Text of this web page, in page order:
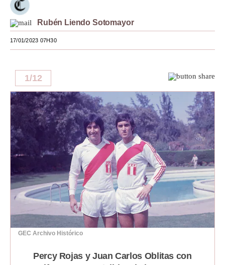
Blogs
Viajes
Moda
Estilos
Mundo
EEUU
México
España
Internacional
Tecnología
Club del Suscriptor
Rubén Liendo Sotomayor
17/01/2023 07H30
1/12
GEC Archivo Histórico
Percy Rojas y Juan Carlos Oblitas con